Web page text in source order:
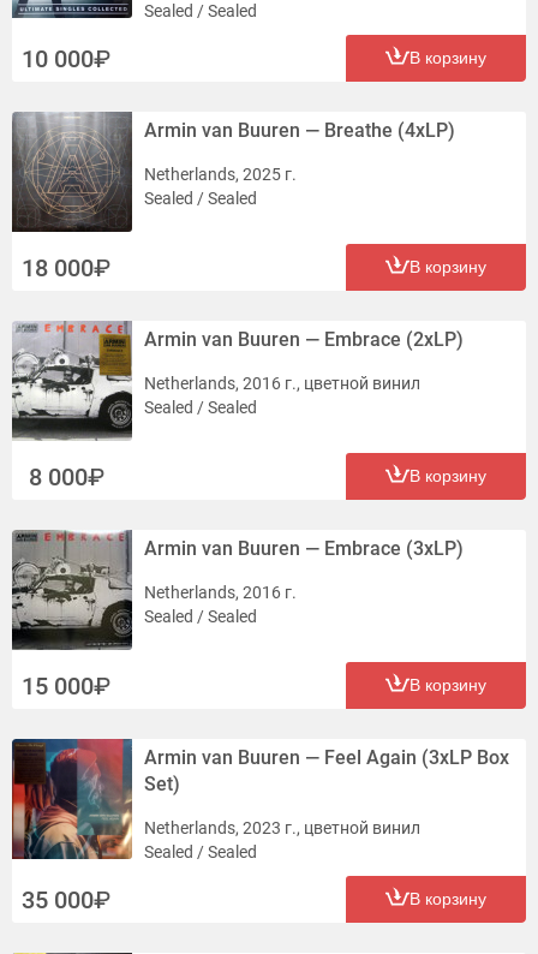
Sealed / Sealed
10 000 В корзину
Armin van Buuren — Breathe (4xLP)
Netherlands, 2025 г.
Sealed / Sealed
18 000 В корзину
Armin van Buuren — Embrace (2xLP)
Netherlands, 2016 г., цветной винил
Sealed / Sealed
8 000 В корзину
Armin van Buuren — Embrace (3xLP)
Netherlands, 2016 г.
Sealed / Sealed
15 000 В корзину
Armin van Buuren — Feel Again (3xLP Box
Set)
Netherlands, 2023 г., цветной винил
Sealed / Sealed
35 000 В корзину